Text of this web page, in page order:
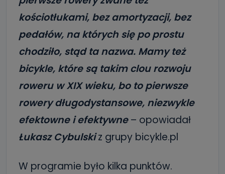
kościotłukami, bez amortyzacji, bez
pedałów, na których się po prostu
chodziło, stąd ta nazwa. Mamy też
bicykle, które są takim clou rozwoju
roweru w XIX wieku, bo to pierwsze
rowery długodystansowe, niezwykle
efektowne i efektywne– opowiadał
Łukasz Cybulski z grupy bicykle.pl
W programie było kilka punktów.